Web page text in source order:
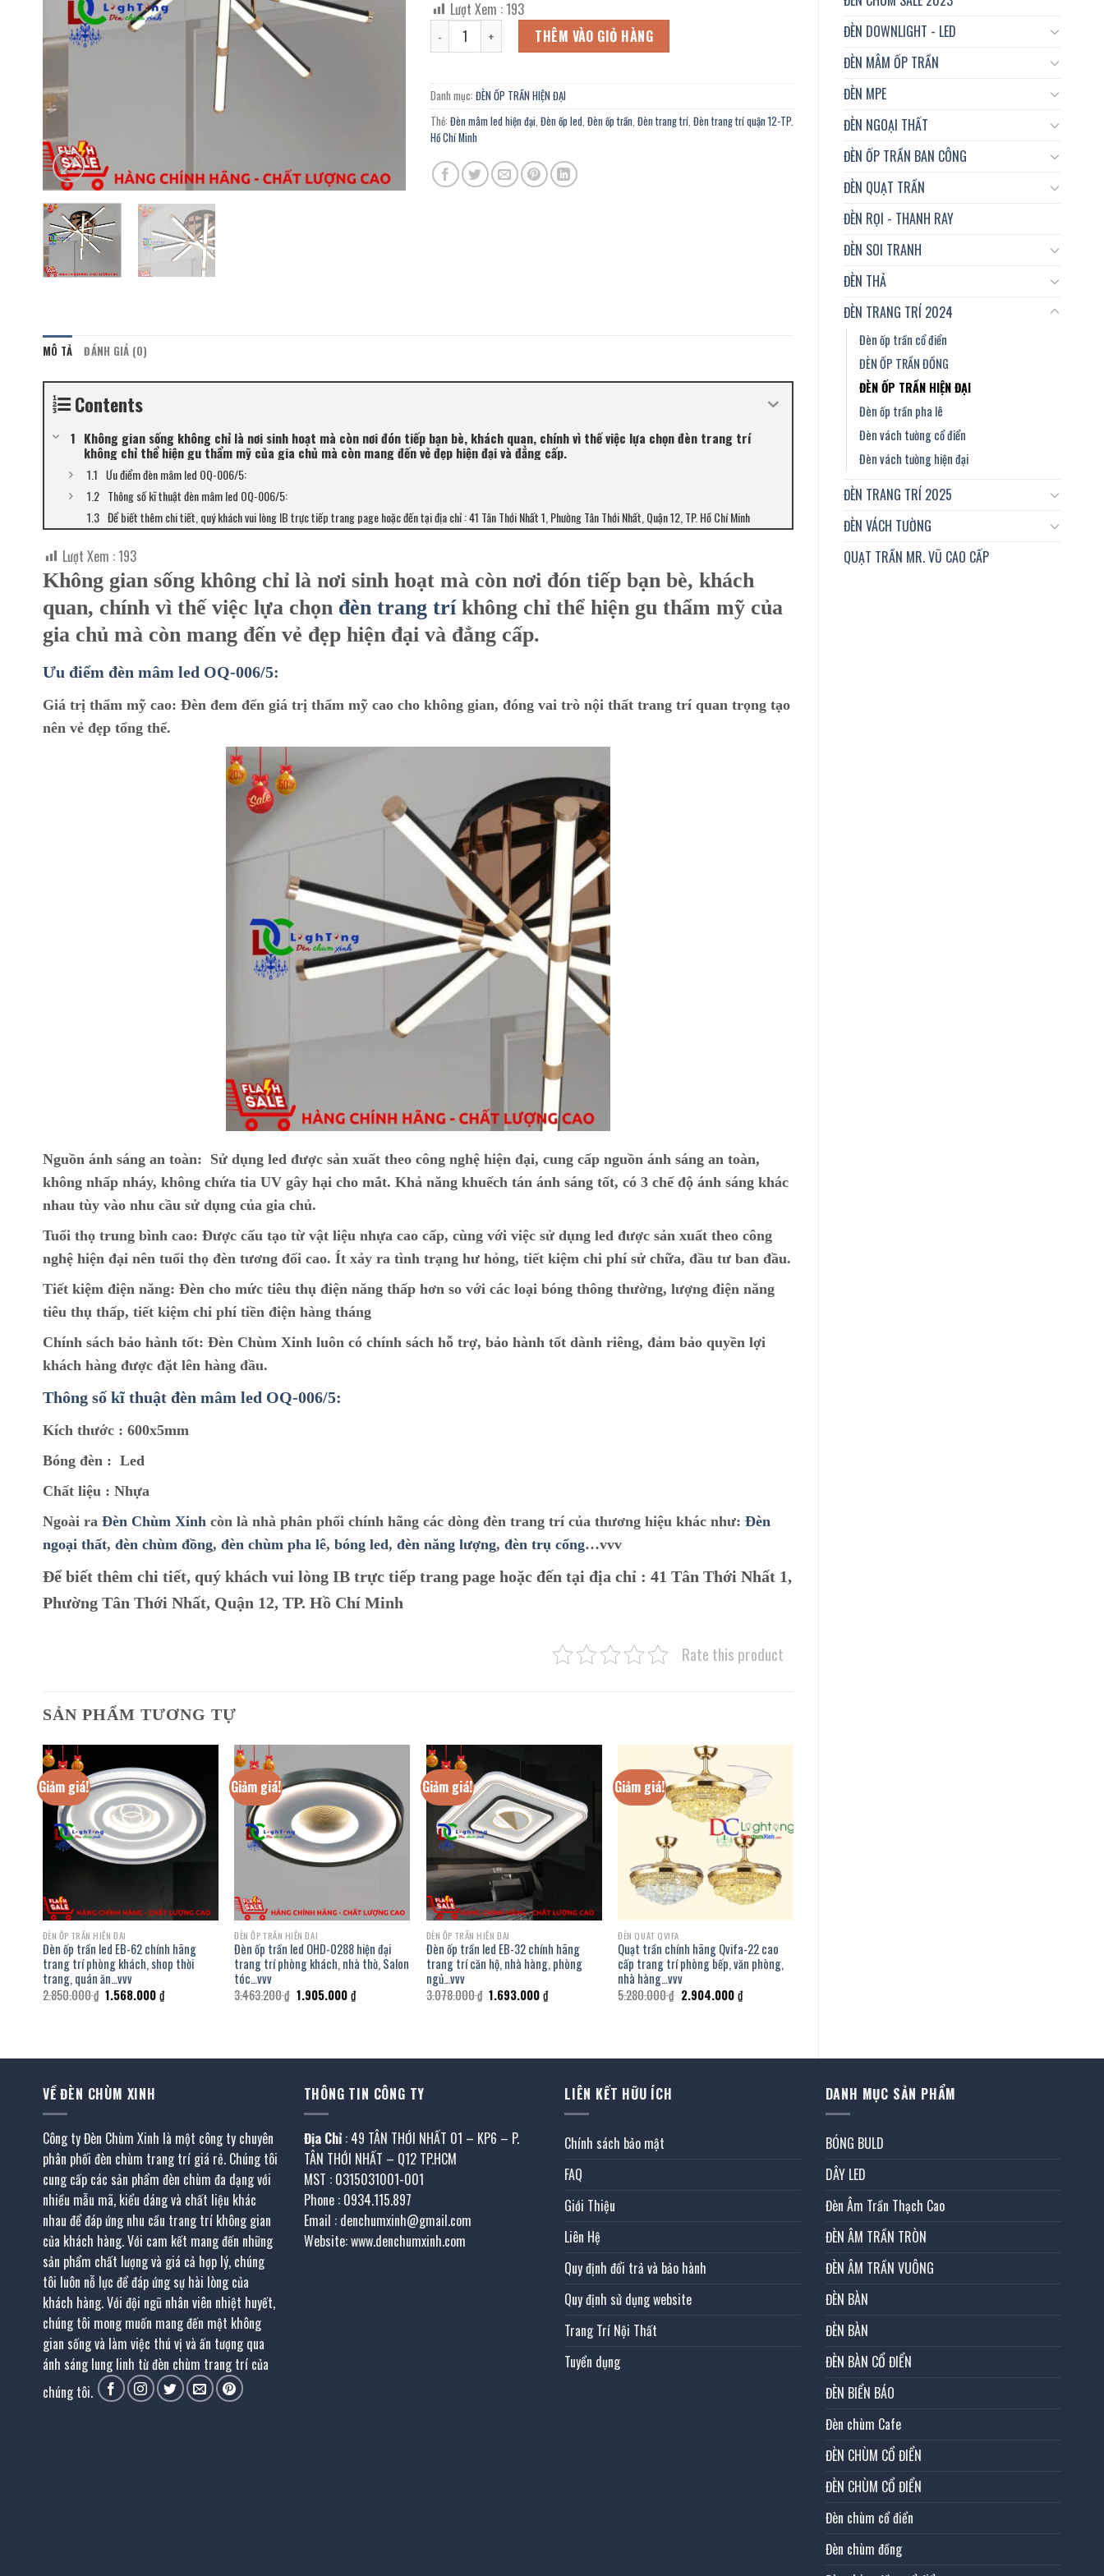
ĐÈN DOWNLIGHT - LED
ĐÈN MÂM ỐP TRẦN
ĐÈN MPE
ĐÈN NGOẠI THẤT
ĐÈN ỐP TRẦN BAN CÔNG
ĐÈN QUẠT TRẦN
ĐÈN RỌI - THANH RAY
ĐÈN SOI TRANH
ĐÈN THẢ
ĐÈN TRANG TRÍ 2024
Đèn ốp trần cổ điển
ĐÈN ỐP TRẦN ĐỒNG
ĐÈN ỐP TRẦN HIỆN ĐẠI
Đèn ốp trần pha lê
Đèn vách tường cổ điển
Đèn vách tường hiện đại
ĐÈN TRANG TRÍ 2025
ĐÈN VÁCH TƯỜNG
QUẠT TRẦN MR. VŨ CAO CẤP
là:
6.140.000 ₫.
tại
là:
3.377.000 ₫.
Lượt Xem :193
Đèn mâm led OQ-006/5 chính hãng trang trí trường học, văn phòng, nhà hàng...vvv số lượng
THÊM VÀO GIỎ HÀNG
Danh mục: ĐÈN ỐP TRẦN HIỆN ĐẠI
Thẻ: Đèn mâm led hiện đại Đèn ốp led Đèn ốp trần Đèn trang trí Đèn trang trí quận 12-TP.
Hồ Chí Minh
MÔ TẢ ĐÁNH GIÁ (0)
Contents
Không gian sống không chỉ là nơi sinh hoạt mà còn nơi đón tiếp bạn bè, khách quan, chính vì thế việc lựa chọn đèn trang trí
không chỉ thể hiện gu thẩm mỹ của gia chủ mà còn mang đến vẻ đẹp hiện đại và đẳng cấp.
Ưu điểm đèn mâm led OQ-006/5:
Thông số kĩ thuật đèn mâm led OQ-006/5:
Để biết thêm chi tiết, quý khách vui lòng IB trực tiếp trang page hoặc đến tại địa chỉ : 41 Tân Thới Nhất 1, Phường Tân Thới Nhất, Quận 12, TP. Hồ Chí Minh
Lượt Xem :193
Không gian sống không chỉ là nơi sinh hoạt mà còn nơi đón tiếp bạn bè, khách
quan, chính vì thế việc lựa chọn đèn trang tríkhông chỉ thể hiện gu thẩm mỹ của
gia chủ mà còn mang đến vẻ đẹp hiện đại và đẳng cấp.
Ưu điểm đèn mâm led OQ-006/5:
Giá trị thẩm mỹ cao: Đèn đem đến giá trị thẩm mỹ cao cho không gian, đóng vai trò nội thất trang trí quan trọng tạo
nên vẻ đẹp tổng thể.
Nguồn ánh sáng an toàn: Sử dụng led được sản xuất theo công nghệ hiện đại, cung cấp nguồn ánh sáng an toàn,
không nhấp nháy, không chứa tia UV gây hại cho mắt. Khả năng khuếch tán ánh sáng tốt, có 3 chế độ ánh sáng khác
nhau tùy vào nhu cầu sử dụng của gia chủ.
Tuổi thọ trung bình cao: Được cấu tạo từ vật liệu nhựa cao cấp, cùng với việc sử dụng led được sản xuất theo công
nghệ hiện đại nên tuổi thọ đèn tương đối cao. Ít xảy ra tình trạng hư hỏng, tiết kiệm chi phí sử chữa, đầu tư ban đầu.
Tiết kiệm điện năng: Đèn cho mức tiêu thụ điện năng thấp hơn so với các loại bóng thông thường, lượng điện năng
tiêu thụ thấp, tiết kiệm chi phí tiền điện hàng tháng
Chính sách bảo hành tốt: Đèn Chùm Xinh luôn có chính sách hỗ trợ, bảo hành tốt dành riêng, đảm bảo quyền lợi
khách hàng được đặt lên hàng đầu.
Thông số kĩ thuật đèn mâm led OQ-006/5:
Kích thước : 600x5mm
Bóng đèn : Led
Chất liệu : Nhựa
Ngoài ra Đèn Chùm Xinh còn là nhà phân phối chính hãng các dòng đèn trang trí của thương hiệu khác như: Đèn
ngoại thất, đèn chùm đồng, đèn chùm pha lê, bóng led, đèn năng lượng, đèn trụ cổng…vvv
Để biết thêm chi tiết, quý khách vui lòng IB trực tiếp trang page hoặc đến tại địa chỉ : 41 Tân Thới Nhất 1,
Phường Tân Thới Nhất, Quận 12, TP. Hồ Chí Minh
Rate this product
SẢN PHẨM TƯƠNG TỰ
Giảm giá!
ĐÈN ỐP TRẦN HIỆN ĐẠI
Đèn ốp trần led EB-62 chính hãng
trang trí phòng khách, shop thời
trang, quán ăn…vvv
2.850.000₫ Giá
gốc
1.568.000₫Giá
Giảm giá!
ĐÈN ỐP TRẦN HIỆN ĐẠI
Đèn ốp trần led OHD-0288 hiện đại
trang trí phòng khách, nhà thờ, Salon
tóc…vvv
3.463.200₫ Giá
gốc
1.905.000₫Giá
hiện
Giảm giá!
ĐÈN ỐP TRẦN HIỆN ĐẠI
Đèn ốp trần led EB-32 chính hãng
trang trí căn hộ, nhà hàng, phòng
ngủ…vvv
3.078.000₫ Giá
gốc
1.693.000₫Giá
Giảm giá!
ĐÈN QUẠT QVIFA
Quạt trần chính hãng Qvifa-22 cao
cấp trang trí phòng bếp, văn phòng,
nhà hàng…vvv
5.280.000₫ Giá
gốc
2.904.000₫Giá
hiện
VỀ ĐÈN CHÙM XINH
Công ty Đèn Chùm Xinh là một công ty chuyên
phân phối đèn chùm trang trí giá rẻ. Chúng tôi
cung cấp các sản phẩm đèn chùm đa dạng với
nhiều mẫu mã, kiểu dáng và chất liệu khác
nhau để đáp ứng nhu cầu trang trí không gian
của khách hàng. Với cam kết mang đến những
sản phẩm chất lượng và giá cả hợp lý, chúng
tôi luôn nỗ lực để đáp ứng sự hài lòng của
khách hàng. Với đội ngũ nhân viên nhiệt huyết,
chúng tôi mong muốn mang đến một không
gian sống và làm việc thú vị và ấn tượng qua
ánh sáng lung linh từ đèn chùm trang trí của
chúng tôi.
THÔNG TIN CÔNG TY
Địa Chỉ : 49 TÂN THỚI NHẤT 01 – KP6 – P.
TÂN THỚI NHẤT – Q12 TP.HCM
MST : 0315031001-001
Phone : 0934.115.897
Email : denchumxinh@gmail.com
Website: www.denchumxinh.com
LIÊN KẾT HỮU ÍCH
Chính sách bảo mật
FAQ
Giới Thiệu
Liên Hệ
Quy định đổi trả và bảo hành
Quy định sử dụng website
Trang Trí Nội Thất
Tuyển dụng
DANH MỤC SẢN PHẨM
BÓNG BULD
DÂY LED
Đèn Âm Trần Thạch Cao
ĐÈN ÂM TRẦN TRÒN
ĐÈN ÂM TRẦN VUÔNG
ĐÈN BÀN
ĐÈN BÀN
ĐÈN BÀN CỔ ĐIỂN
ĐÈN BIỂN BÁO
Đèn chùm Cafe
ĐÈN CHÙM CỔ ĐIỂN
ĐÈN CHÙM CỔ ĐIỂN
Đèn chùm cổ điển
Đèn chùm đồng